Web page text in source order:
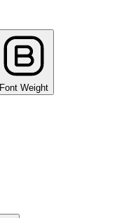
Font Weight